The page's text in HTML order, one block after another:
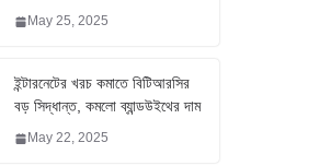
May 25, 2025
ইন্টারনেটের খরচ কমাতে বিটিআরসির
বড় সিদ্ধান্ত, কমলো ব্যান্ডউইথের দাম
May 22, 2025